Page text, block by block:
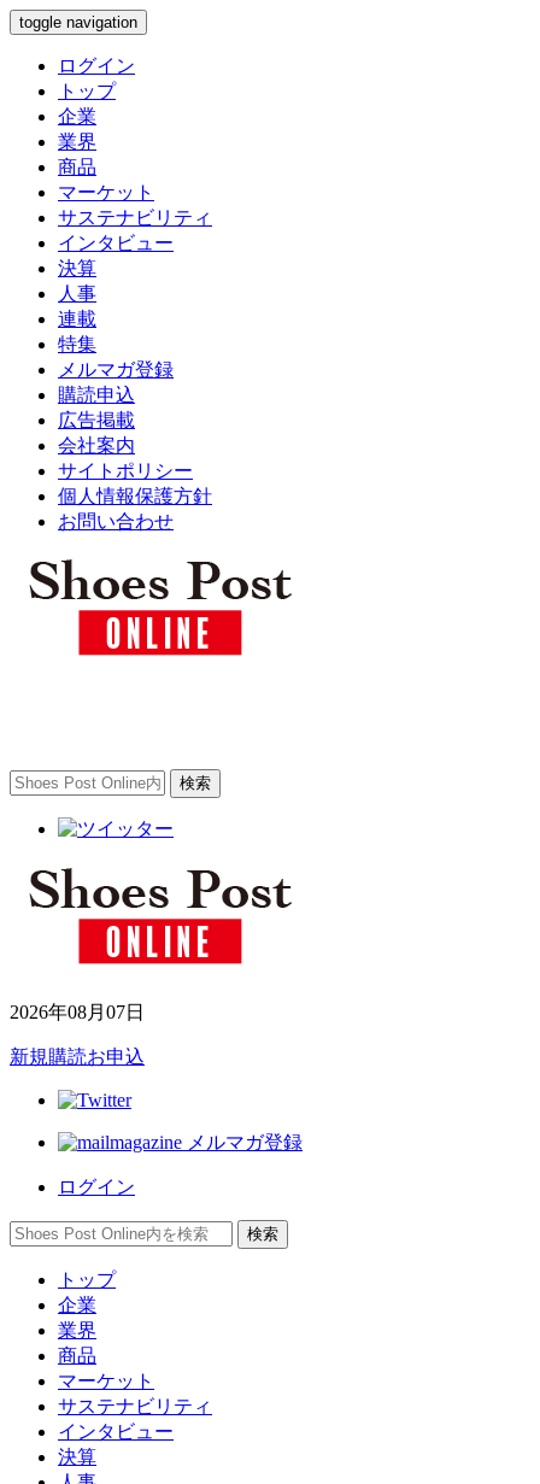
toggle navigation
ログイン
トップ
企業
業界
商品
マーケット
サステナビリティ
インタビュー
決算
人事
連載
特集
メルマガ登録
購読申込
広告掲載
会社案内
サイトポリシー
個人情報保護方針
お問い合わせ
2026年08月07日
新規購読お申込
メルマガ登録
ログイン
トップ
企業
業界
商品
マーケット
サステナビリティ
インタビュー
決算